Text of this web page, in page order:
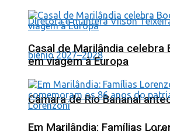
Câmara de Rio Bananal
Casal de Marilândia celebra
em viagem à Europa
Em Marilândia: Famílias